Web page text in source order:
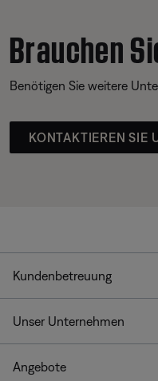
Brauchen
Benötigen Sie weitere
KONTAKTIEREN SIE
Kundenbetreuung
Unser Unternehmen
Angebote